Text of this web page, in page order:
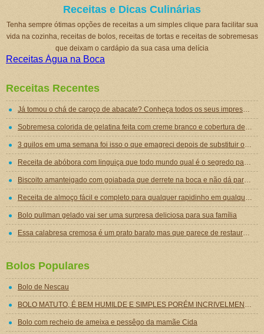
Receitas e Dicas Culinárias
Tenha sempre ótimas opções de receitas a um simples clique para facilitar sua
vida na cozinha, receitas de bolos, receitas de tortas e receitas de sobremesas
que deixam o cardápio da sua casa uma delícia
Receitas Água na Boca
Receitas Recentes
Já tomou o chá de caroço de abacate? Conheça todos os seus impressionantes benefícios!
Sobremesa colorida de gelatina feita com creme branco e cobertura de mousse de gelatina
3 quilos em uma semana foi isso o que emagreci depois de substituir o jantar por essa sopa emagrecedora
Receita de abóbora com linguiça que todo mundo qual é o segredo para ficar tão gostosa
Biscoito amanteigado com goiabada que derrete na boca e não dá para comer um só
Receita de almoço fácil e completo para qualquer rapidinho em qualquer dia da semana
Bolo pullman gelado vai ser uma surpresa deliciosa para sua família
Essa calabresa cremosa é um prato barato mas que parece de restaurante chique de tão gostoso
Bolos Populares
Bolo de Nescau
BOLO MATUTO, É BEM HUMILDE E SIMPLES PORÉM INCRIVELMENTE DELICIOSO!
Bolo com recheio de ameixa e pessêgo da mamãe Cida